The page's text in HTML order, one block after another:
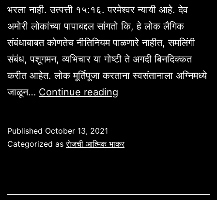
भरला नाही. उत्पत्ती १५:१६. परमेश्वर न्यायी आहे. देव
अमोरी लोकांच्या पापाबद्दल सांगतो कि, हे लोक लैगिक
संबंधाबाबत कोणतेच नीतिनियम पाळणारे नाहीत, समलिंगी
संबंध, पशूगमन, व्यभिचार या गोष्टी ते अगदी बिनदिक्कत
करीत आहेत. लोक मूर्तिपूजा करताना स्वसंतानाला अग्निमध्ये
जाळून… Continue reading
उत्पत्ती
Published October 13, 2021
Categorized asरोजची आत्मिक भाकर